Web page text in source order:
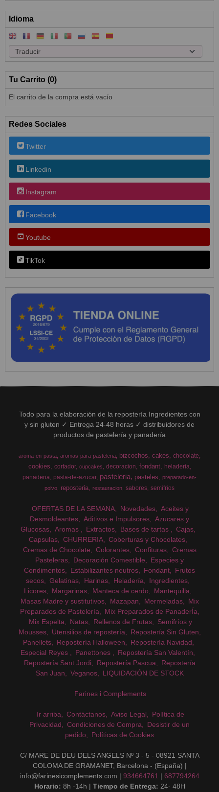
Idioma
Tu Carrito (0)
El carrito de la compra está vacío
Redes Sociales
Twitter
Linkedin
Instagram
Facebook
Youtube
TikTok
Todo para la elaboración de la repostería Ingredientes con
y sin gluten ✓ Entrega 24-48 horas ✓ distribuidores de
productos de pastelería y panadería
aroma-en-pasta aromas-para-pasteleria bizcochos cakes chocolate
cookies cortador cupcakes decoracion fondant
heladeria
panaderia pasta-de-azucar pasteleria pasteles
preparado-en-
polvo
reposteria restauracion sabores semifrios
OFERTAS DE LA SEMANA Novedades
Aceites y
Desmoldeantes
Aditivos e Impulsores
Azucares y
Glucosas
Aromas Extractos Bases de tartas
Cajas
Capsulas
CHURRERIA
Coberturas y Chocolates
Cremas de Chocolate
Colorantes Confituras
Cremas
Pasteleras
Decoración Comestible
Especies y
Condimentos
Estabilizantes neutros Fondant
Frutos
secos
Gelatinas Harinas Heladería
Ingredientes
Licores
Margarinas Manteca de cerdo
Mantequilla
Masas Madre y sustitutivos
Mazapan Mermeladas
Mix
Preparados de Pastelería
Mix Preparados de PanaderÍa
Mix Espelta
Natas Rellenos de Frutas
Semifríos y
Mousses
Utensilios de repostería
Repostería Sin Gluten
Panellets
Repostería Halloween
Repostería Navidad
Especial Reyes
Panettones
Repostería San Valentín
Repostería Sant Jordi
Repostería Pascua
Repostería
San Juan
Veganos LIQUIDACIÓN DE STOCK
Farines i Complements
Ir arriba Contáctanos Aviso Legal
Política de
Privacidad
Condiciones de Compra
Desistir de un
pedido
Políticas de Cookies
C/ MARE DE DEU DELS ANGELS Nº 3 - 5 - 08921 SANTA
COLOMA DE GRAMANET, Barcelona - (España) |
info@farinesicomplements.com | 934664761 | 687794264
Horario: 8h -14h | Tiempo de Entrega: 24- 48H